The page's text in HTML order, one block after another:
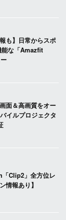
も】日常からスポ
能な「Amazfit
面＆高画質をオー
イルプロジェクタ
Clip2」全方位レ
情報あり】